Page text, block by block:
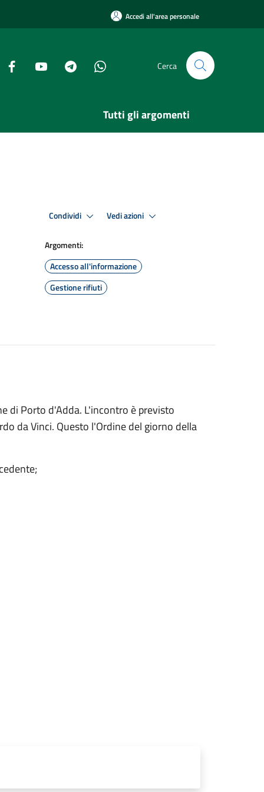
Accedi all'area personale
Cerca
Tutti gli argomenti
Condividi Vedi azioni
Argomenti:
Accesso all'informazione
Gestione rifiuti
di Porto d'Adda. L'incontro è previsto
da Vinci. Questo l'Ordine del giorno della